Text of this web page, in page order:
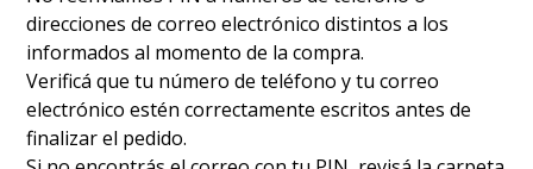
direcciones de correo electrónico distintos a los
informados al momento de la compra.
Verificá que tu número de teléfono y tu correo
electrónico estén correctamente escritos antes de
finalizar el pedido.